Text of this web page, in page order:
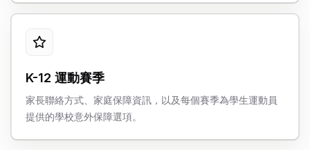
K-12 運動賽季
家長聯絡方式、家庭保障資訊，以及每個賽季為學生運動員
提供的學校意外保障選項。